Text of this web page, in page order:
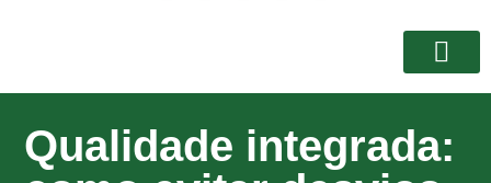
Qualidade integrada: